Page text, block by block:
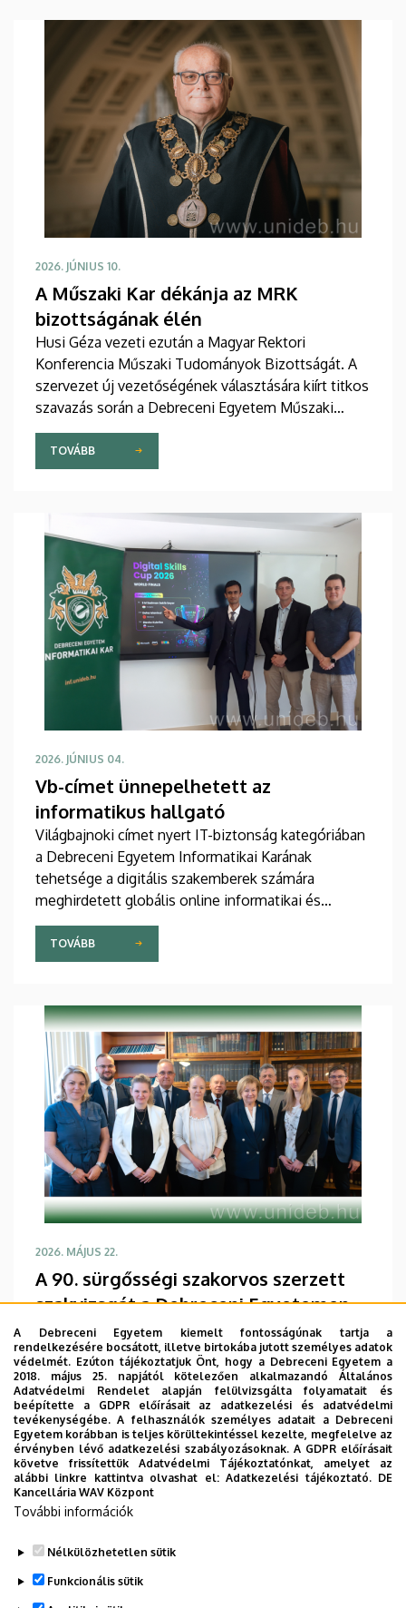
partneriskolákban jelentős szakmai tevékenységet
folytató tanárokat. Az ünnepségen több vezetői
megbízást is átadott Bács Zoltán rektor.
2026. JÚNIUS 10.
A Műszaki Kar dékánja az MRK
bizottságának élén
Husi Géza vezeti ezután a Magyar Rektori
Konferencia Műszaki Tudományok Bizottságát. A
szervezet új vezetőségének választására kiírt titkos
szavazás során a Debreceni Egyetem Műszaki
Karának dékánja nem kapott ellenszavazatot. Az
elnöki megbízatás két évre szól.
TOVÁBB
2026. JÚNIUS 04.
Vb-címet ünnepelhetett az
informatikus hallgató
Világbajnoki címet nyert IT-biztonság kategóriában
a Debreceni Egyetem Informatikai Karának
tehetsége a digitális szakemberek számára
meghirdetett globális online informatikai és
technológiai versenyen, a Digital Skills Cup-on. A
végzős programtervező informatikus szakos
hallgató hatvannégy ország regionális bajnokával
mezőnyben diadalmaskodott.
TOVÁBB
2026. MÁJUS 22.
A 90. sürgősségi szakorvos szerzett
szakvizsgát a Debreceni Egyetemen
Jelentős mérföldkőhöz érkezett a Debreceni
Egyetem sürgősségi orvostani képzése, miután a
napokban sikeres szakvizsgát tett a kilencvenedik
sürgősségi szakorvos. Az intézményben 2014-ben
útjára indított oxyológia és sürgősségi orvostan
szakvizsgáztatás mára meghatározó szerepet tölt
be a magas színvonalú sürgősségi betegellátás
szakember-utánpótlásának folyamatos
biztosításában.
TOVÁBB
Jelenlegi
oldal
1
A Debreceni Egyetem kiemelt fontosságúnak tartja a
rendelkezésére bocsátott, illetve birtokába jutott személyes adatok
védelmét. Ezúton tájékoztatjuk Önt, hogy a Debreceni Egyetem a
2018. május 25. napjától kötelezően alkalmazandó Általános
Adatvédelmi Rendelet alapján felülvizsgálta folyamatait és
beépítette a GDPR előírásait az adatkezelési és adatvédelmi
tevékenységébe. A felhasználók személyes adatait a Debreceni
Egyetem korábban is teljes körültekintéssel kezelte, megfelelve az
érvényben lévő adatkezelési szabályozásoknak. A GDPR előírásait
követve frissítettük Adatvédelmi Tájékoztatónkat, amelyet az
alábbi linkre kattintva olvashat el:Adatkezelési tájékoztató. DE
Kancellária WAV Központ
További információk
Nélkülözhetetlen sütik
Funkcionális sütik